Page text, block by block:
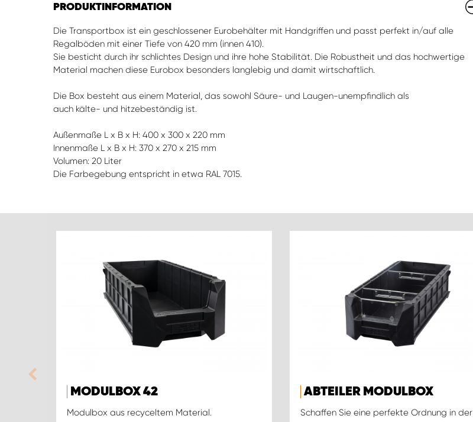
PRODUKTINFORMATION
Die Transportbox ist ein geschlossener Eurobehälter mit Handgriffen und passt perfekt in/auf alle
Regalböden mit einer Tiefe von 420 mm (innen 410).
Sie besticht durch ihr schlichtes Design und ihre hohe Stabilität. Die Robustheit und das hochwertige
Material machen diese Eurobox besonders langlebig und damit wirtschaftlich.
Die Box besteht aus einem Material, das sowohl Säure- und Laugen-unempfindlich als
auch kälte- und hitzebeständig ist.
Außenmaße L x B x H: 400 x 300 x 220 mm
Innenmaße L x B x H: 370 x 270 x 215 mm
Volumen: 20 Liter
Die Farbegebung entspricht in etwa RAL 7015.
MODULBOX 42
Modulbox aus recyceltem Material.
ABTEILER MODULBOX
Schaffen Sie eine perfekte Ordnung in der